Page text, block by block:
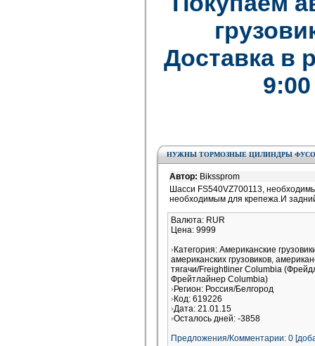
Доставка в
НУЖНЫ ТОРМОЗНЫЕ ЦИЛИНДРЫ ФУСО
Автор: Bikssprom
Шасси FS540VZ700113,
необходимым для крепежа.И
Валюта: RUR
Цена: 9999
Категория: Американские
американских грузовиков,
тягачи/Freightliner Columbia
Фрейтлайнер Columbia)
Регион: Россия/Белгород
Код: 619226
Дата: 21.01.15
Осталось дней: -3858
Предложения/Комментарии: 0